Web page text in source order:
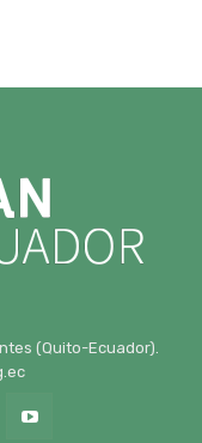
(Quito-Ecuador).